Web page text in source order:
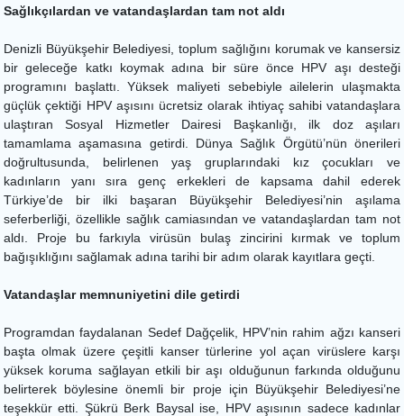
Sağlıkçılardan ve vatandaşlardan tam not aldı
Denizli Büyükşehir Belediyesi, toplum sağlığını korumak ve kansersiz
bir geleceğe katkı koymak adına bir süre önce HPV aşı desteği
programını başlattı. Yüksek maliyeti sebebiyle ailelerin ulaşmakta
güçlük çektiği HPV aşısını ücretsiz olarak ihtiyaç sahibi vatandaşlara
ulaştıran Sosyal Hizmetler Dairesi Başkanlığı, ilk doz aşıları
tamamlama aşamasına getirdi. Dünya Sağlık Örgütü’nün önerileri
doğrultusunda, belirlenen yaş gruplarındaki kız çocukları ve
kadınların yanı sıra genç erkekleri de kapsama dahil ederek
Türkiye’de bir ilki başaran Büyükşehir Belediyesi’nin aşılama
seferberliği, özellikle sağlık camiasından ve vatandaşlardan tam not
aldı. Proje bu farkıyla virüsün bulaş zincirini kırmak ve toplum
bağışıklığını sağlamak adına tarihi bir adım olarak kayıtlara geçti.
Vatandaşlar memnuniyetini dile getirdi
Programdan faydalanan Sedef Dağçelik, HPV’nin rahim ağzı kanseri
başta olmak üzere çeşitli kanser türlerine yol açan virüslere karşı
yüksek koruma sağlayan etkili bir aşı olduğunun farkında olduğunu
belirterek böylesine önemli bir proje için Büyükşehir Belediyesi’ne
teşekkür etti. Şükrü Berk Baysal ise, HPV aşısının sadece kadınlar